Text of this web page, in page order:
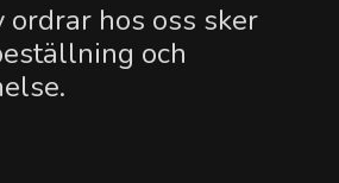
ordrar hos oss sker
och